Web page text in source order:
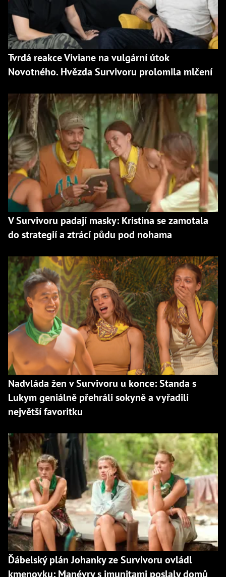
Tvrdá reakce Viviane na vulgární útok
Novotného. Hvězda Survivoru prolomila mlčení
V Survivoru padají masky: Kristina se zamotala
do strategií a ztrácí půdu pod nohama
Nadvláda žen v Survivoru u konce: Standa s
Lukym geniálně přehráli sokyně a vyřadili
největší favoritku
Ďábelský plán Johanky ze Survivoru ovládl
kmenovku: Manévry s imunitami poslaly domů